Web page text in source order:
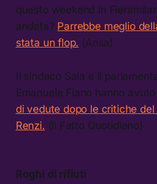
questo weekend in
andata? Parrebbe meglio
stata un flop. (Ansa)
Il sindaco Sala e il
Emanuele Fiano hanno avuto
di vedute dopo le critiche
Renzi. (Il Fatto Quotidiano)
Roghi di rifiuti